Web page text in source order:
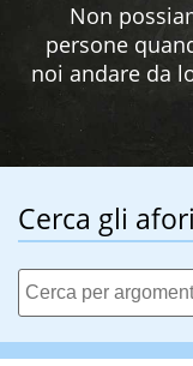
Non
persone
noi andare da
Cerca gli